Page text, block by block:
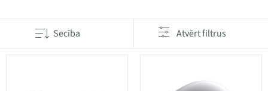
Secība Atvērt filtrus